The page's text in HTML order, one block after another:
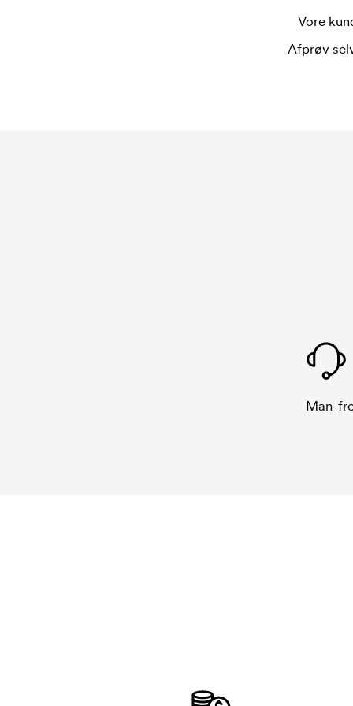
skal brodere. Der skal laves et broderingskort
Omkostningerne ved broderingskort forsvinder
Vore
Afprøv
Man-